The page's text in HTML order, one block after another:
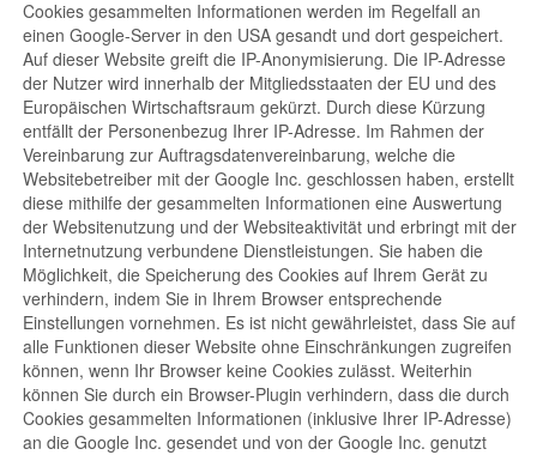
Cookies gesammelten Informationen werden im Regelfall an
einen Google-Server in den USA gesandt und dort gespeichert.
Auf dieser Website greift die IP-Anonymisierung. Die IP-Adresse
der Nutzer wird innerhalb der Mitgliedsstaaten der EU und des
Europäischen Wirtschaftsraum gekürzt. Durch diese Kürzung
entfällt der Personenbezug Ihrer IP-Adresse. Im Rahmen der
Vereinbarung zur Auftragsdatenvereinbarung, welche die
Websitebetreiber mit der Google Inc. geschlossen haben, erstellt
diese mithilfe der gesammelten Informationen eine Auswertung
der Websitenutzung und der Websiteaktivität und erbringt mit der
Internetnutzung verbundene Dienstleistungen. Sie haben die
Möglichkeit, die Speicherung des Cookies auf Ihrem Gerät zu
verhindern, indem Sie in Ihrem Browser entsprechende
Einstellungen vornehmen. Es ist nicht gewährleistet, dass Sie auf
alle Funktionen dieser Website ohne Einschränkungen zugreifen
können, wenn Ihr Browser keine Cookies zulässt. Weiterhin
können Sie durch ein Browser-Plugin verhindern, dass die durch
Cookies gesammelten Informationen (inklusive Ihrer IP-Adresse)
an die Google Inc. gesendet und von der Google Inc. genutzt